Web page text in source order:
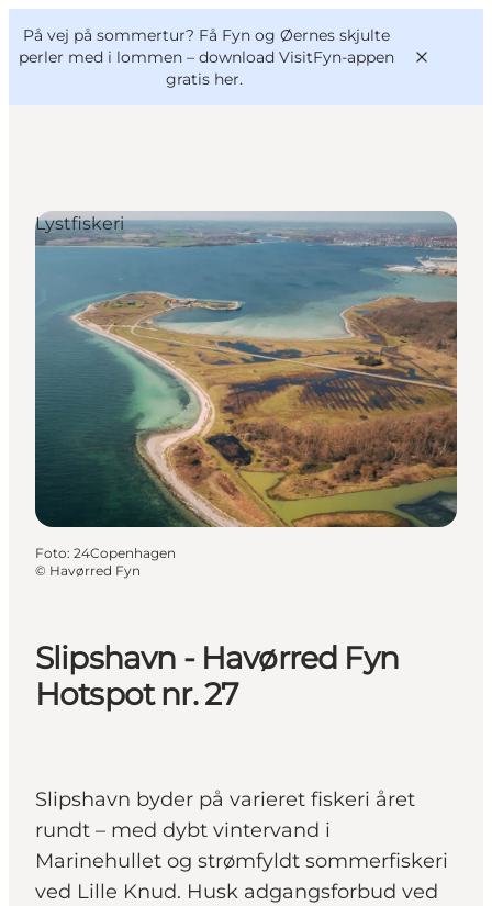
På vej på sommertur? Få Fyn og Øernes skjulte
perler med i lommen – download VisitFyn-appen
gratis her.
Oplevelser
Mad og drikke
Overnatning
Book lokale oplevelser
VisitFyn
Deutsch
Slipshavn - Havørred Fyn
Hotspot nr. 27
Slipshavn byder på varieret fiskeri året
rundt – med dybt vintervand i
Marinehullet og strømfyldt sommerfiskeri
ved Lille Knud. Husk adgangsforbud ved
Lystfiskeri
Foto: 24Copenhagen
© Havørred Fyn